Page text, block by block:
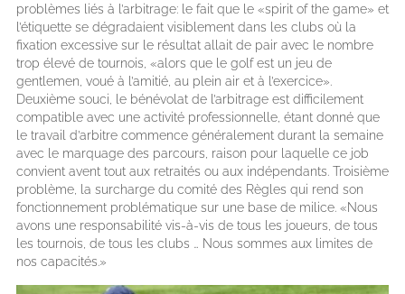
problèmes liés à l’arbitrage: le fait que le «spirit of the game» et
l’étiquette se dégradaient visiblement dans les clubs où la
fixation excessive sur le résultat allait de pair avec le nombre
trop élevé de tournois, «alors que le golf est un jeu de
gentlemen, voué à l’amitié, au plein air et à l’exercice».
Deuxième souci, le bénévolat de l’arbitrage est difficilement
compatible avec une activité professionnelle, étant donné que
le travail d’arbitre commence généralement durant la semaine
avec le marquage des parcours, raison pour laquelle ce job
convient avent tout aux retraités ou aux indépendants. Troisième
problème, la surcharge du comité des Règles qui rend son
fonctionnement problématique sur une base de milice. «Nous
avons une responsabilité vis-à-vis de tous les joueurs, de tous
les tournois, de tous les clubs … Nous sommes aux limites de
nos capacités.»